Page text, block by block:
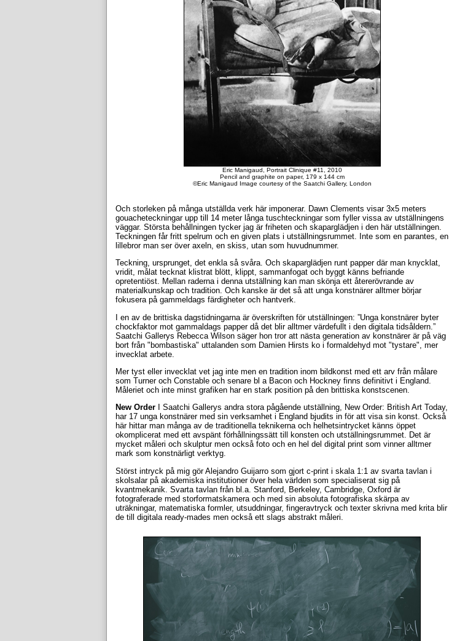
Eric Manigaud, Portrait Clinique #11, 2010
Pencil and graphite on paper, 179 x 144 cm
©Eric Manigaud Image courtesy of the Saatchi Gallery, London
Och storleken på många utställda verk här imponerar. Dawn Clements visar 3x5 meters
gouacheteckningar upp till 14 meter långa tuschteckningar som fyller vissa av utställningens
väggar. Största behållningen tycker jag är friheten och skaparglädjen i den här utställningen.
Teckningen får fritt spelrum och en given plats i utställningsrummet. Inte som en parantes, en
lillebror man ser över axeln, en skiss, utan som huvudnummer.
Teckning, ursprunget, det enkla så svåra. Och skaparglädjen runt papper där man knycklat,
vridit, målat tecknat klistrat blött, klippt, sammanfogat och byggt känns befriande
opretentiöst. Mellan raderna i denna utställning kan man skönja ett återerövrande av
materialkunskap och tradition. Och kanske är det så att unga konstnärer alltmer börjar
fokusera på gammeldags färdigheter och hantverk.
I en av de brittiska dagstidningarna är överskriften för utställningen: ”Unga konstnärer byter
chockfaktor mot gammaldags papper då det blir alltmer värdefullt i den digitala tidsåldern.”
Saatchi Gallerys Rebecca Wilson säger hon tror att nästa generation av konstnärer är på väg
bort från "bombastiska" uttalanden som Damien Hirsts ko i formaldehyd mot "tystare", mer
invecklat arbete.
Mer tyst eller invecklat vet jag inte men en tradition inom bildkonst med ett arv från målare
som Turner och Constable och senare bl a Bacon och Hockney finns definitivt i England.
Måleriet och inte minst grafiken har en stark position på den brittiska konstscenen.
New Order
I Saatchi Gallerys andra stora pågående utställning, New Order: British Art Today,
har 17 unga konstnärer med sin verksamhet i England bjudits in för att visa sin konst. Också
här hittar man många av de traditionella teknikerna och helhetsintrycket känns öppet
okomplicerat med ett avspänt förhållningssätt till konsten och utställningsrummet. Det är
mycket måleri och skulptur men också foto och en hel del digital print som vinner alltmer
mark som konstnärligt verktyg.
Störst intryck på mig gör Alejandro Guijarro som gjort c-print i skala 1:1 av svarta tavlan i
skolsalar på akademiska institutioner över hela världen som specialiserat sig på
kvantmekanik. Svarta tavlan från bl.a. Stanford, Berkeley, Cambridge, Oxford är
fotograferade med storformatskamera och med sin absoluta fotografiska skärpa av
uträkningar, matematiska formler, utsuddningar, fingeravtryck och texter skrivna med krita blir
de till digitala ready-mades men också ett slags abstrakt måleri.